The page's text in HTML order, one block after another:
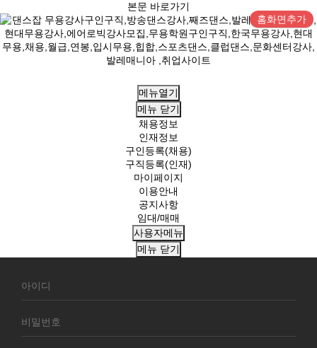
본문 바로가기
홈화면추가
메뉴열기
메뉴 닫기
채용정보
인재정보
구인등록(채용)
구직등록(인재)
마이페이지
이용안내
공지사항
임대/매매
사용자메뉴
메뉴 닫기
원
그